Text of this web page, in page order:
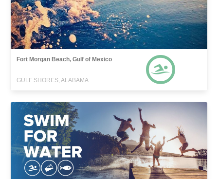
Fort Morgan Beach, Gulf of Mexico
GULF SHORES, ALABAMA